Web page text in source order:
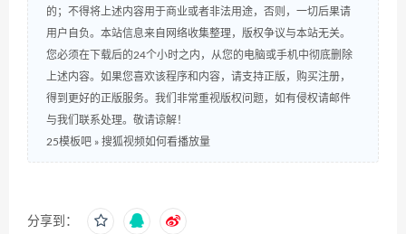
的；不得将上述内容用于商业或者非法用途，否则，一切后果请
用户自负。本站信息来自网络收集整理，版权争议与本站无关。
您必须在下载后的24个小时之内，从您的电脑或手机中彻底删除
上述内容。如果您喜欢该程序和内容，请支持正版，购买注册，
得到更好的正版服务。我们非常重视版权问题，如有侵权请邮件
与我们联系处理。敬请谅解！
25模板吧 » 搜狐视频如何看播放量
分享到：